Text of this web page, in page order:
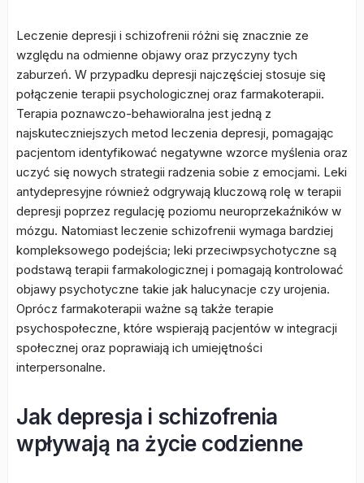
Leczenie depresji i schizofrenii różni się znacznie ze
względu na odmienne objawy oraz przyczyny tych
zaburzeń. W przypadku depresji najczęściej stosuje się
połączenie terapii psychologicznej oraz farmakoterapii.
Terapia poznawczo-behawioralna jest jedną z
najskuteczniejszych metod leczenia depresji, pomagając
pacjentom identyfikować negatywne wzorce myślenia oraz
uczyć się nowych strategii radzenia sobie z emocjami. Leki
antydepresyjne również odgrywają kluczową rolę w terapii
depresji poprzez regulację poziomu neuroprzekaźników w
mózgu. Natomiast leczenie schizofrenii wymaga bardziej
kompleksowego podejścia; leki przeciwpsychotyczne są
podstawą terapii farmakologicznej i pomagają kontrolować
objawy psychotyczne takie jak halucynacje czy urojenia.
Oprócz farmakoterapii ważne są także terapie
psychospołeczne, które wspierają pacjentów w integracji
społecznej oraz poprawiają ich umiejętności
interpersonalne.
Jak depresja i schizofrenia
wpływają na życie codzienne